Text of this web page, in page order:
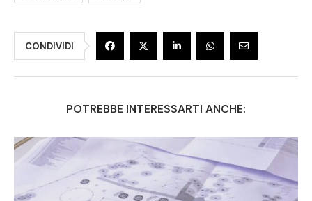
CONDIVIDI
POTREBBE INTERESSARTI ANCHE: